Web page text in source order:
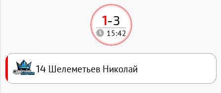
1-3
15:42
14 Шелеметьев Николай